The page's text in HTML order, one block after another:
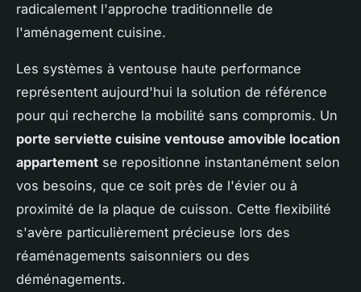
radicalement l'approche traditionnelle de
l'aménagement cuisine.
Les systèmes à ventouse haute performance
représentent aujourd'hui la solution de référence
pour qui recherche la mobilité sans compromis. Un
porte serviette cuisine ventouse amovible location
appartement se repositionne instantanément selon
vos besoins, que ce soit près de l'évier ou à
proximité de la plaque de cuisson. Cette flexibilité
s'avère particulièrement précieuse lors des
réaménagements saisonniers ou des
déménagements.